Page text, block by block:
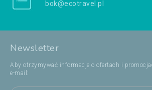
bok@ecotravel.pl
Newsletter
Aby otrzymywać informacje o ofertach i
e-mail: